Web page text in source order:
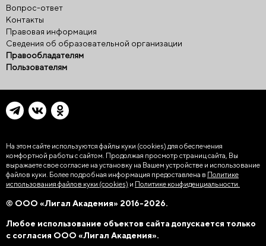
Вопрос-ответ
Контакты
Правовая информация
Сведения об образовательной организации
Правообладателям
Пользователям
На этом сайте используются файлы куки (cookies) для обеспечения
комфортной работы с сайтом. Продолжая просмотр страниц сайта, Вы
выражаете свое согласие на установку на Вашем устройстве и использование
файлов куки. Более подробная информация предоставлена в Политике
использования файлов куки (cookies) и Политике конфиденциальности.
© ООО «Лигал Академия» 2016-2026.
Любое использование объектов сайта допускается только
с согласия ООО «Лигал Академия».